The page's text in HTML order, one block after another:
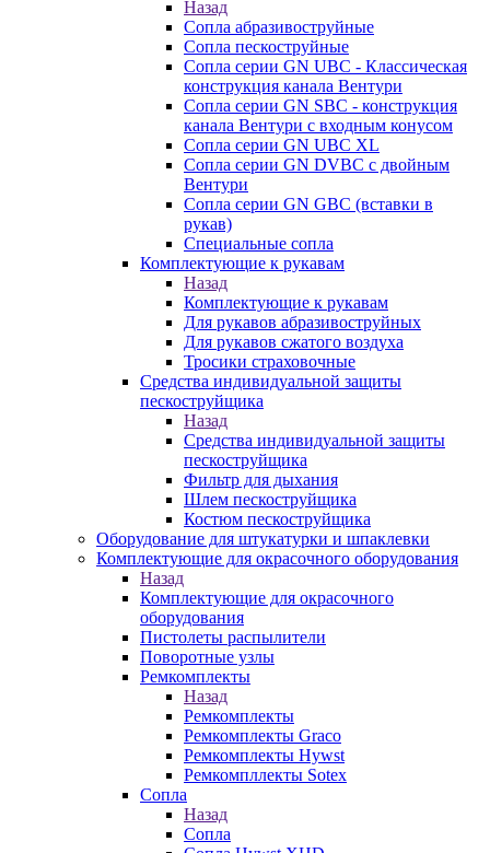
Назад
Сопла абразивоструйные
Сопла пескоструйные
Сопла серии GN UBC - Классическая
конструкция канала Вентури
Сопла серии GN SBC - конструкция
канала Вентури c входным конусом
Сопла серии GN UBC XL
Сопла серии GN DVBC с двойным
Вентури
Сопла серии GN GBC (вставки в
рукав)
Специальные сопла
Комплектующие к рукавам
Назад
Комплектующие к рукавам
Для рукавов абразивоструйных
Для рукавов сжатого воздуха
Тросики страховочные
Средства индивидуальной защиты
пескоструйщика
Назад
Средства индивидуальной защиты
пескоструйщика
Фильтр для дыхания
Шлем пескоструйщика
Костюм пескоструйщика
Оборудование для штукатурки и шпаклевки
Комплектующие для окрасочного оборудования
Назад
Комплектующие для окрасочного
оборудования
Пистолеты распылители
Поворотные узлы
Ремкомплекты
Назад
Ремкомплекты
Ремкомплекты Graco
Ремкомплекты Hywst
Ремкомпллекты Sotex
Сопла
Назад
Сопла